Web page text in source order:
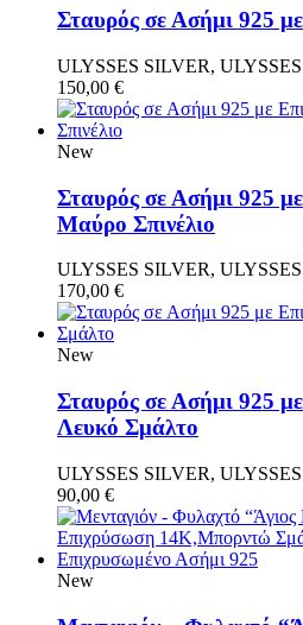
Σταυρός σε Ασήμι 925
ULYSSES SILVER,
150,00 €
New
Σταυρός σε Ασήμι 925
Μαύρο Σπινέλιο
ULYSSES SILVER,
170,00 €
New
Σταυρός σε Ασήμι 925
Λευκό Σμάλτο
ULYSSES SILVER,
90,00 €
New